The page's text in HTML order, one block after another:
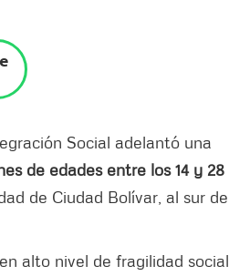
Social adelantó una
de edades entre los 14 y 28
de Ciudad Bolívar, al sur de
alto nivel de fragilidad social